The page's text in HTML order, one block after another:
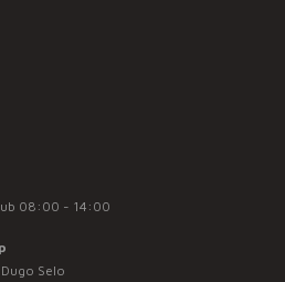
08:00 - 14:00
Selo